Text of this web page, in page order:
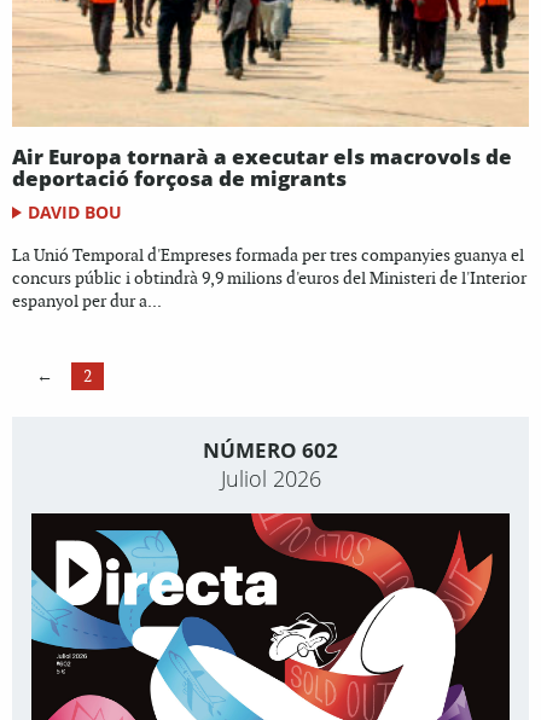
Air Europa tornarà a executar els macrovols de
deportació forçosa de migrants
DAVID BOU
La Unió Temporal d'Empreses formada per tres companyies guanya el
concurs públic i obtindrà 9,9 milions d'euros del Ministeri de l'Interior
espanyol per dur a...
← 2
NÚMERO 602
Juliol 2026